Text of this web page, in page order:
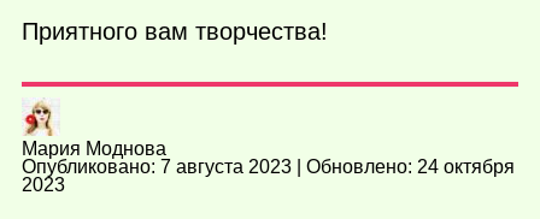
Приятного вам творчества!
Мария Моднова
Опубликовано: 7 августа 2023 | Обновлено: 24 октября
2023